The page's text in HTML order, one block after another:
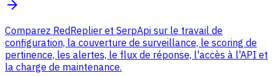
Comparez RedReplier et SerpApi sur le travail de
configuration, la couverture de surveillance, le scoring de
pertinence, les alertes, le flux de réponse, l'accès à l'API et
la charge de maintenance.